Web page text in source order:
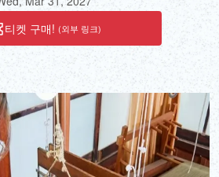
티켓 구매! (외부 링크)